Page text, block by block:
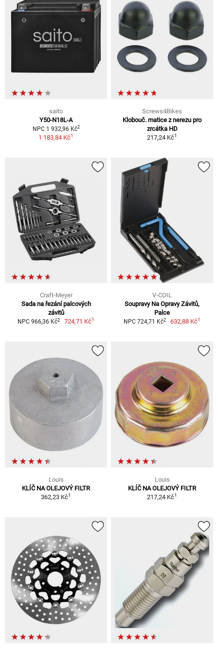
saito
Y50-N18L-A
NPC 1 932,96 Kč2
1 183,84 Kč1
Screws4Bikes
Klobouč. matice z nerezu pro
zrcátka HD
217,24 Kč1
Craft-Meyer
Sada na řezání palcových
závitů
NPC 966,36 Kč2 724,71 Kč1
V-COIL
Soupravy Na Opravy Závitů,
Palce
NPC 724,71 Kč2 632,88 Kč1
Louis
KLÍČ NA OLEJOVÝ FILTR
362,23 Kč1
Louis
KLÍČ NA OLEJOVÝ FILTR
217,24 Kč1